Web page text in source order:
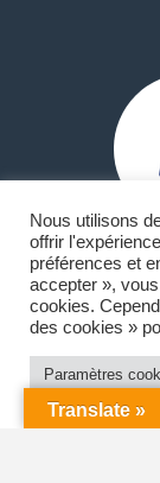
🏠18 allée du
☎️
Nous utilisons
offrir
préférences et
accepter »,
cookies.
des cookies »
Paramètres
Translate »